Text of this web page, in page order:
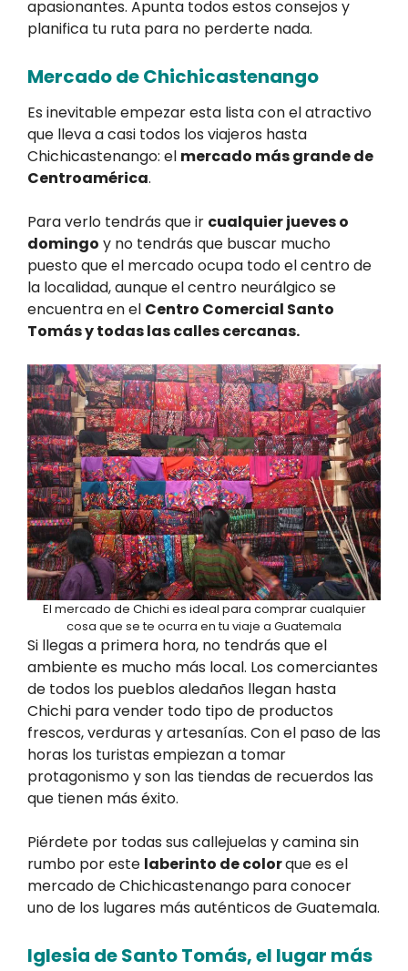
apasionantes. Apunta todos estos consejos y
planifica tu ruta para no perderte nada.
Mercado de Chichicastenango
Es inevitable empezar esta lista con el atractivo
que lleva a casi todos los viajeros hasta
Chichicastenango: el mercado más grande de
Centroamérica.
Para verlo tendrás que ir cualquier jueves o
domingo y no tendrás que buscar mucho
puesto que el mercado ocupa todo el centro de
la localidad, aunque el centro neurálgico se
encuentra en el Centro Comercial Santo
Tomás y todas las calles cercanas.
El mercado de Chichi es ideal para comprar cualquier
cosa que se te ocurra en tu viaje a Guatemala
Si llegas a primera hora, no tendrás que el
ambiente es mucho más local. Los comerciantes
de todos los pueblos aledaños llegan hasta
Chichi para vender todo tipo de productos
frescos, verduras y artesanías. Con el paso de las
horas los turistas empiezan a tomar
protagonismo y son las tiendas de recuerdos las
que tienen más éxito.
Piérdete por todas sus callejuelas y camina sin
rumbo por este laberinto de colorque es el
mercado de Chichicastenangopara conocer
uno de los lugares más auténticos de Guatemala.
Iglesia de Santo Tomás, el lugar más